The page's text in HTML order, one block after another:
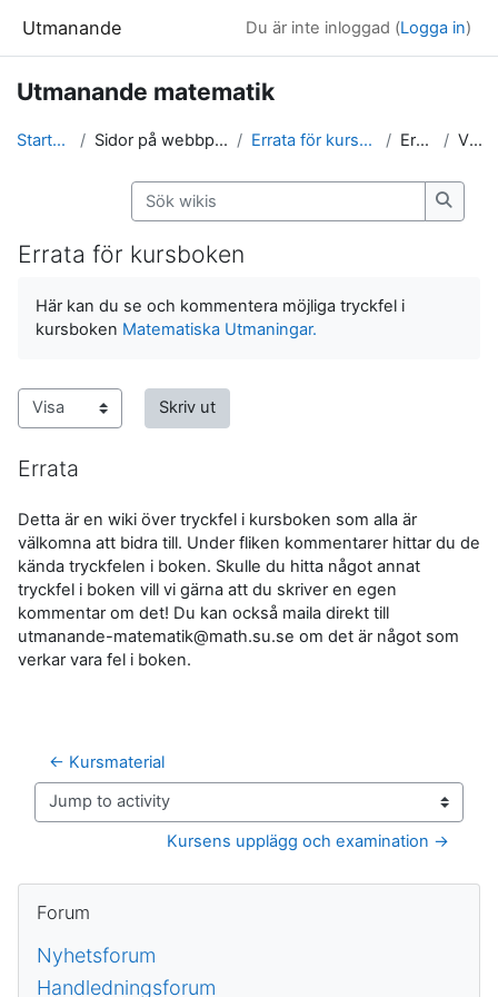
Utmanande Du är inte inloggad (Logga in)
Utmanande matematik
Startsida Sidor på webbplatsen Errata för kursboken Errata Visa
Sök wikis
Sök
Errata för kursboken
Här kan du se och kommentera möjliga tryckfel i
kursboken Matematiska Utmaningar.
Skriv ut
Errata
Detta är en wiki över tryckfel i kursboken som alla är
välkomna att bidra till. Under fliken kommentarer hittar du de
kända tryckfelen i boken. Skulle du hitta något annat
tryckfel i boken vill vi gärna att du skriver en egen
kommentar om det! Du kan också maila direkt till
utmanande-matematik@math.su.se om det är något som
verkar vara fel i boken.
← Kursmaterial
Jump to activity
Kursens upplägg och examination →
Block
Forum
Nyhetsforum
Handledningsforum